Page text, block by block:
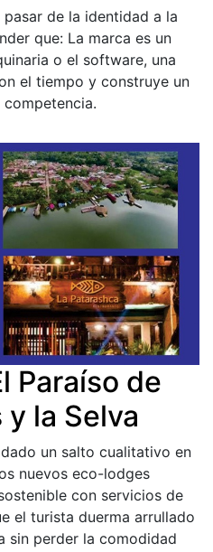
de la identidad a la
que: La marca es un
o el software, una
el tiempo y construye un
Paraíso de
la Selva
un salto cualitativo en
nuevos eco-lodges
con servicios de
el turista duerma arrullado
sin perder la comodidad